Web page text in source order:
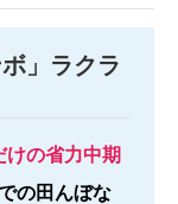
」ラクラ
けの省力中期
の田んぼな